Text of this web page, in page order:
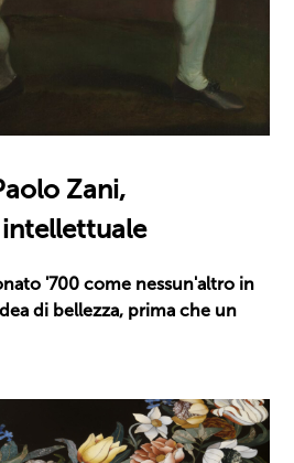
Zani,
'700 come nessun'altro in
di bellezza, prima che un